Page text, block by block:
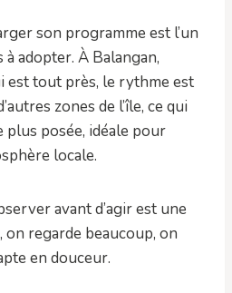
son programme est l’un
adopter. À Balangan,
est tout près, le rythme est
zones de l’île, ce qui
posée, idéale pour
locale.
avant d’agir est une
regarde beaucoup, on
en douceur.